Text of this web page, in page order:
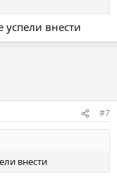
внести
#7
внести